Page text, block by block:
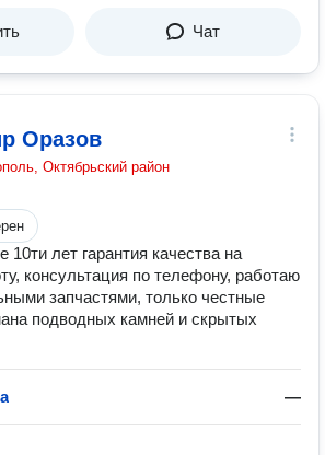
Чат
Оразов
Октябрьский район
лет гарантия качества на
консультация по телефону, работаю
запчастями, только честные
подводных камней и скрытых
—